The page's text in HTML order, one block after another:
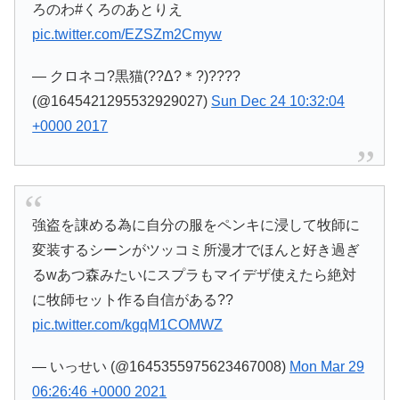
ろのわ#くろのあとりえ
pic.twitter.com/EZSZm2Cmyw
— クロネコ?黒猫(??Δ?＊?)????
(@1645421295532929027) Sun Dec 24 10:32:04
+0000 2017
強盗を諌める為に自分の服をペンキに浸して牧師に
変装するシーンがツッコミ所漫才でほんと好き過ぎ
るwあつ森みたいにスプラもマイデザ使えたら絶対
に牧師セット作る自信がある??
pic.twitter.com/kgqM1COMWZ
— いっせい (@1645355975623467008) Mon Mar 29
06:26:46 +0000 2021